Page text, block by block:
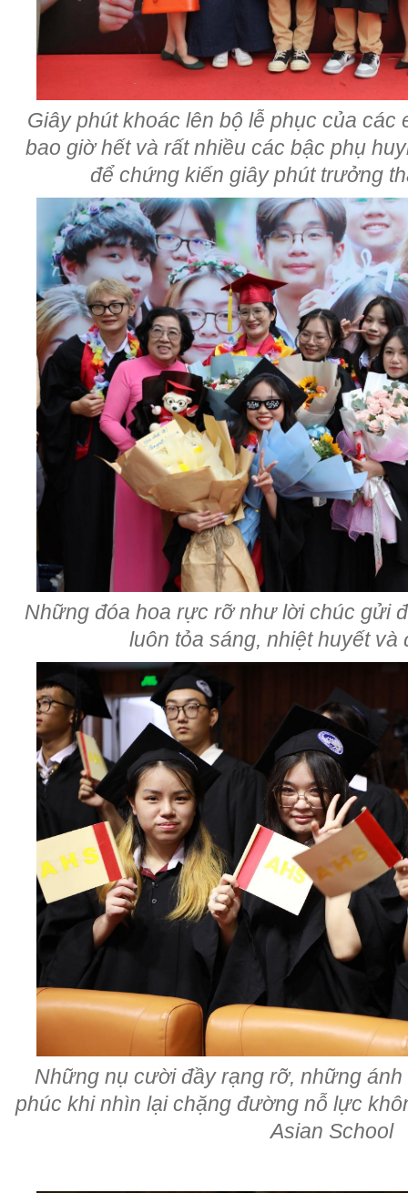
Giây phút khoác lên bộ lễ phục của các
bao giờ hết và rất nhiều các bậc phụ
để chứng kiến giây phút trưởng
Những đóa hoa rực rỡ như lời chúc gửi
luôn tỏa sáng, nhiệt huyết và
Những nụ cười đầy rạng rỡ, những
phúc khi nhìn lại chặng đường nỗ lực
Asian School